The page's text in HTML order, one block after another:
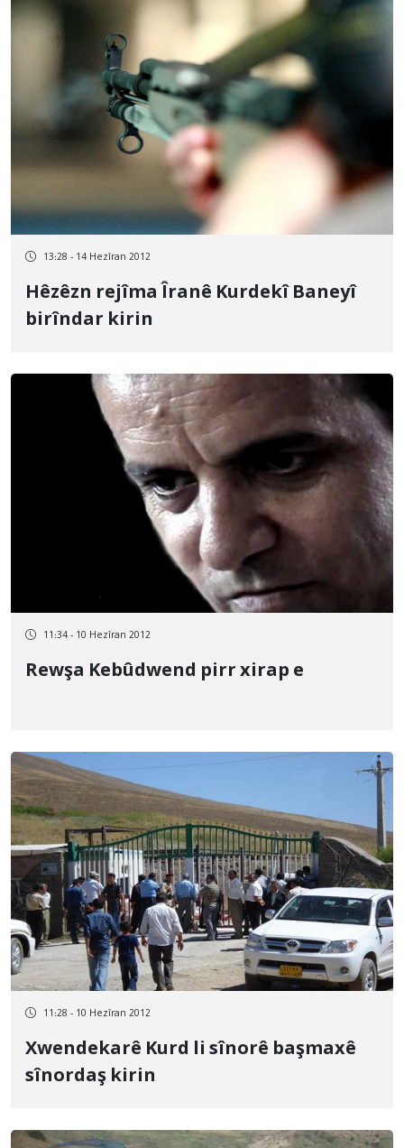
13:28 - 14 Hezîran 2012
Hêzêzn rejîma Îranê Kurdekî Baneyî
birîndar kirin
11:34 - 10 Hezîran 2012
Rewşa Kebûdwend pirr xirap e
11:28 - 10 Hezîran 2012
Xwendekarê Kurd li sînorê başmaxê
sînordaş kirin